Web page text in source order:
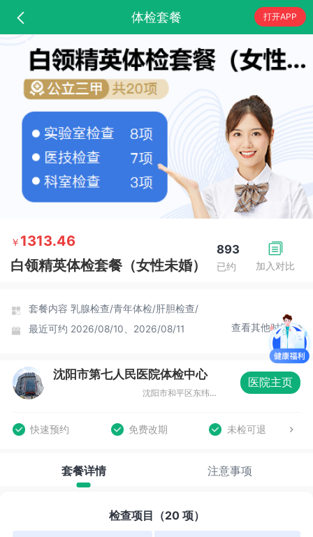
体检套餐 打开APP
加入对比
893
已约
￥ 1313.46
白领精英体检套餐（女性未婚）
套餐内容 乳腺检查/青年体检/肝胆检查/
最近可约 2026/08/10、2026/08/11 查看其他时间
沈阳市第七人民医院体检中心
沈阳市和平区东纬路13号2号楼1楼
医院主页
快速预约 免费改期 未检可退
套餐详情 注意事项
检查项目（20 项）